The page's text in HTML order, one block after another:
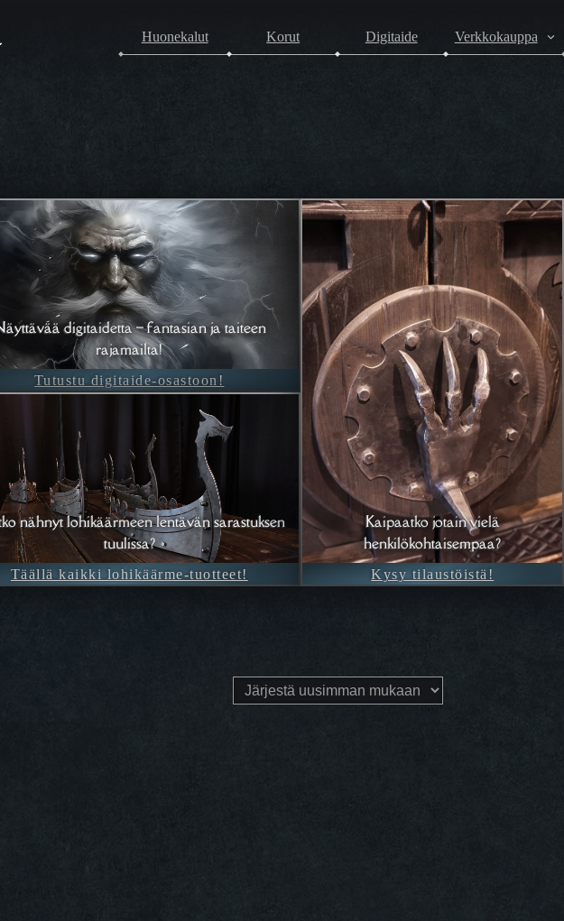
Huonekalut Korut Digitaide Verkkokauppa
digitaidetta – fantasian ja taiteen
rajamailta!
Tutustu digitaide-osastoon!
nähnyt lohikäärmeen lentävän sarastuksen
tuulissa?
Täällä kaikki lohikäärme-tuotteet!
Kaipaatko jotain vielä
henkilökohtaisempaa?
Kysy tilaustöistä!